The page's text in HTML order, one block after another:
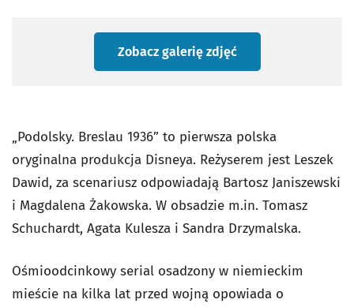
Zobacz galerię zdjęć
„Podolsky. Breslau 1936” to pierwsza polska
oryginalna produkcja Disneya. Reżyserem jest Leszek
Dawid, za scenariusz odpowiadają Bartosz Janiszewski
i Magdalena Żakowska. W obsadzie m.in. Tomasz
Schuchardt, Agata Kulesza i Sandra Drzymalska.
Ośmioodcinkowy serial osadzony w niemieckim
mieście na kilka lat przed wojną opowiada o